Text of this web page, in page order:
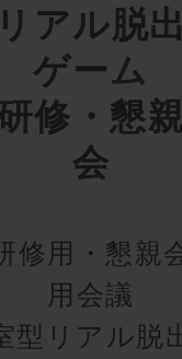
リアル脱
ゲーム
修・懇
会
修用・懇親
用会議
型リアル脱